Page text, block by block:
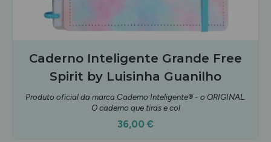
Caderno Inteligente Grande Free
Spirit by Luisinha Guanilho
Produto oficial da marca Caderno Inteligente® - o ORIGINAL.
O caderno que tiras e col
36,00 €